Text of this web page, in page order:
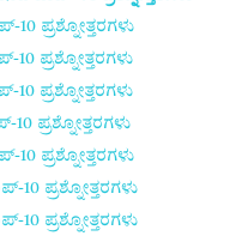
10 ಪ್ರಶ್ನೋತ್ತರಗಳು
10 ಪ್ರಶ್ನೋತ್ತರಗಳು
10 ಪ್ರಶ್ನೋತ್ತರಗಳು
10 ಪ್ರಶ್ನೋತ್ತರಗಳು
10 ಪ್ರಶ್ನೋತ್ತರಗಳು
10 ಪ್ರಶ್ನೋತ್ತರಗಳು
10 ಪ್ರಶ್ನೋತ್ತರಗಳು